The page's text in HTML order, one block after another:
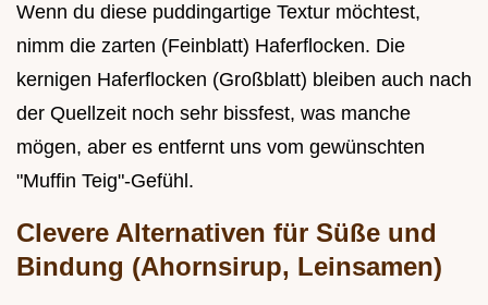
Wenn du diese puddingartige Textur möchtest,
nimm die zarten (Feinblatt) Haferflocken. Die
kernigen Haferflocken (Großblatt) bleiben auch nach
der Quellzeit noch sehr bissfest, was manche
mögen, aber es entfernt uns vom gewünschten
"Muffin Teig"-Gefühl.
Clevere Alternativen für Süße und
Bindung (Ahornsirup, Leinsamen)